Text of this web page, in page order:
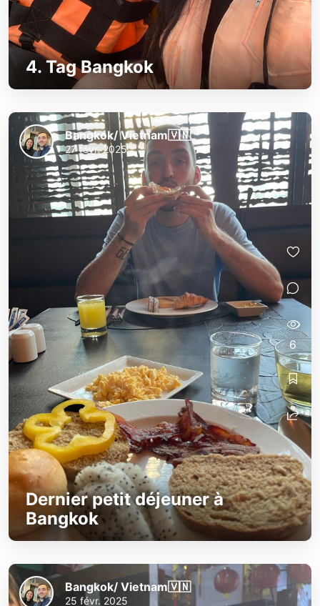
4. Tag Bangkok
Dernier petit déjeuner à
Bangkok
Bangkok/ Vietnam🇻🇳
27 févr. 2025
6
Bangkok/ Vietnam🇻🇳
25 févr. 2025